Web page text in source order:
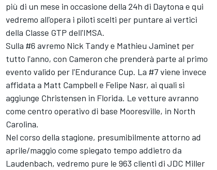
più di un mese in occasione della 24h di Daytona e qui
vedremo all'opera i piloti scelti per puntare ai vertici
della Classe GTP dell'IMSA.
Sulla #6 avremo Nick Tandy e Mathieu Jaminet per
tutto l'anno, con Cameron che prenderà parte al primo
evento valido per l'Endurance Cup. La #7 viene invece
affidata a Matt Campbell e Felipe Nasr, ai quali si
aggiunge Christensen in Florida. Le vetture avranno
come centro operativo di base Mooresville, in North
Carolina.
Nel corso della stagione, presumibilmente attorno ad
aprile/maggio come spiegato tempo addietro da
Laudenbach, vedremo pure le 963 clienti di JDC Miller